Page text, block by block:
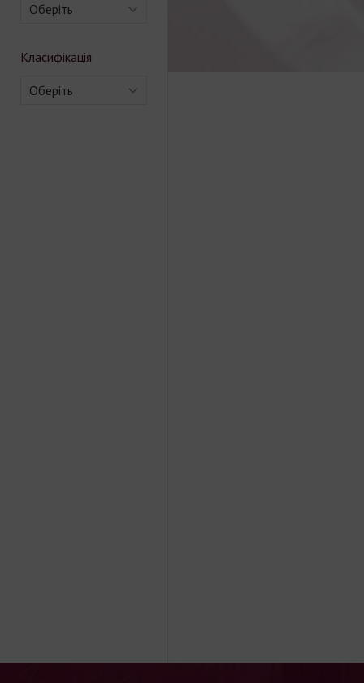
Оберіть
Класифікація
Оберіть